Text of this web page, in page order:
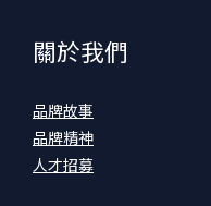
關於我們
品牌故事
品牌精神
人才招募